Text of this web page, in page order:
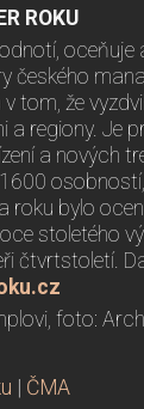
ROKU
oceňuje
českého
tom, že
a regiony. Je
a nových
roku bylo
stoletého
čtvrtstoletí.
foto:
ČMA